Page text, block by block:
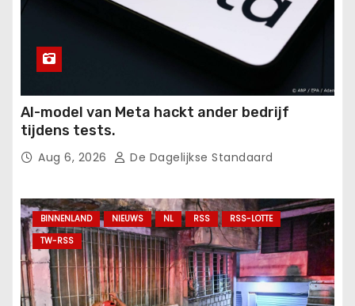
AI-model van Meta hackt ander bedrijf
tijdens tests.
Aug 6, 2026 De Dagelijkse Standaard
BINNENLAND NIEUWS NL RSS
RSS-LOTTE
TW-RSS